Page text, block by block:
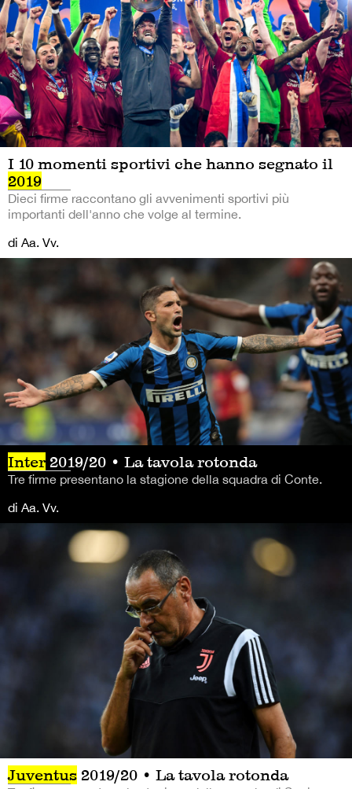
I 10 momenti sportivi che hanno segnato il
2019
Dieci firme raccontano gli avvenimenti sportivi più
importanti dell'anno che volge al termine.
di Aa. Vv.
Inter 2019/20 • La tavola rotonda
Tre firme presentano la stagione della squadra di Conte.
di Aa. Vv.
Juventus 2019/20 • La tavola rotonda